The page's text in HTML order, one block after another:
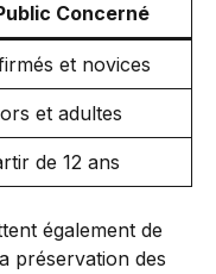
Concerné
et novices
et adultes
de 12 ans
également de
préservation des